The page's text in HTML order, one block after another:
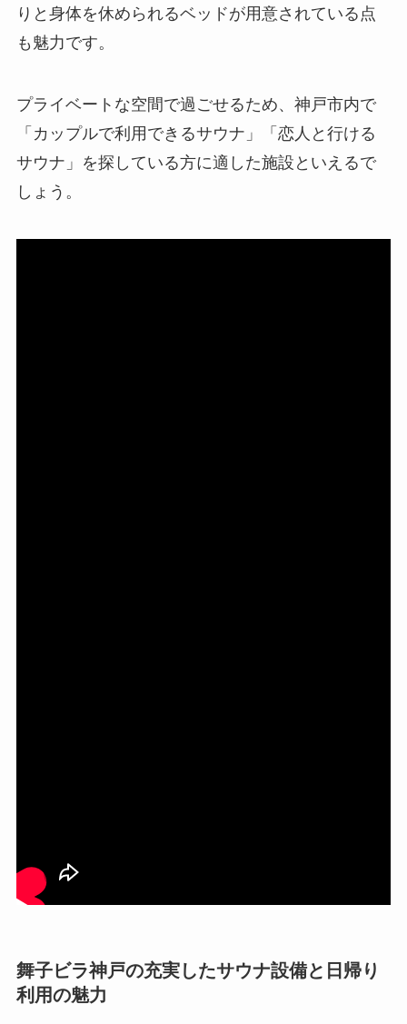
りと身体を休められるベッドが用意されている点
も魅力です。
プライベートな空間で過ごせるため、神戸市内で
「カップルで利用できるサウナ」「恋人と行ける
サウナ」を探している方に適した施設といえるで
しょう。
舞子ビラ神戸の充実したサウナ設備と日帰り
利用の魅力